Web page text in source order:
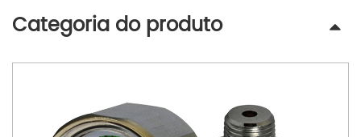
Categoria do produto